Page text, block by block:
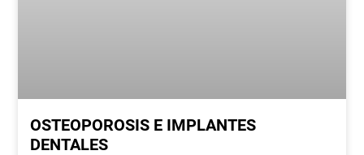
OSTEOPOROSIS E IMPLANTES
DENTALES